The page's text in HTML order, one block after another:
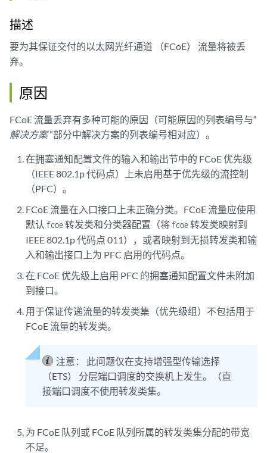
描述
要为其保证交付的以太网光纤通道 （FCoE） 流量将被丢
弃。
原因
FCoE 流量丢弃有多种可能的原因（可能原因的列表编号与“
解决方案”部分中解决方案的列表编号相对应）。
在拥塞通知配置文件的输入和输出节中的 FCoE 优先级
（IEEE 802.1p 代码点）上未启用基于优先级的流控制
（PFC）。
FCoE 流量在入口接口上未正确分类。FCoE 流量应使用
默认 fcoe转发类和分类器配置（将 fcoe转发类映射到
IEEE 802.1p 代码点 011），或者映射到无损转发类和输
入和输出接口上为 PFC 启用的代码点。
在 FCoE 优先级上启用 PFC 的拥塞通知配置文件未附加
到接口。
用于保证传递流量的转发类集（优先级组）不包括用于
FCoE 流量的转发类。
注意：
此问题仅在支持增强型传输选择
（ETS） 分层端口调度的交换机上发生。（直
接端口调度不使用转发类集。
为 FCoE 队列或 FCoE 队列所属的转发类集分配的带宽
不足。